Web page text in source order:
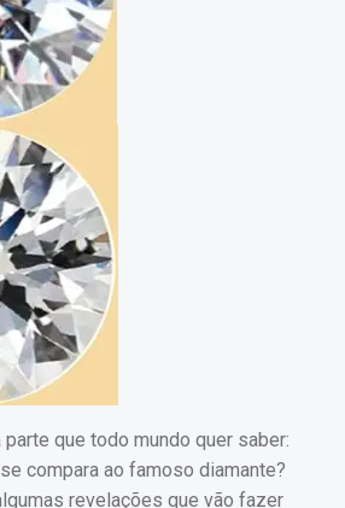
que todo mundo quer saber:
compara ao famoso diamante?
revelações que vão fazer